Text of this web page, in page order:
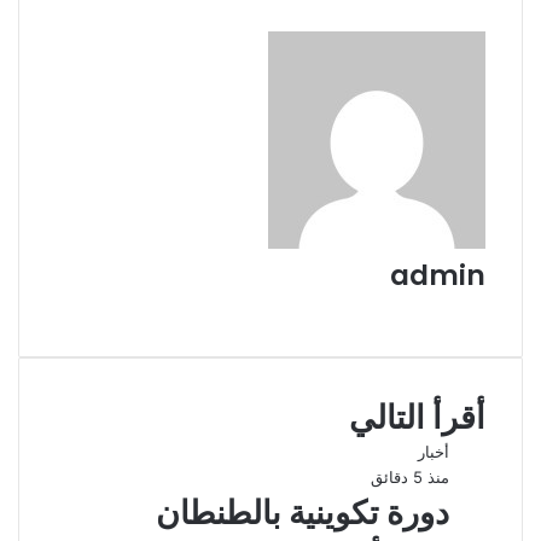
admin
أقرأ التالي
أخبار
منذ 5 دقائق
دورة تكوينية بالطنطان